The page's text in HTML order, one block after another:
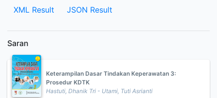
XML Result JSON Result
Saran
Keterampilan Dasar Tindakan Keperawatan 3:
Prosedur KDTK
Hastuti, Dhanik Tri - Utami, Tuti Asrianti